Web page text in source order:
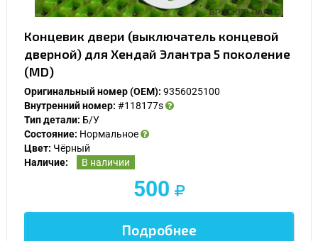
Концевик двери (выключатель концевой
дверной) для Хендай Элантра 5 поколение
(MD)
Оригинальный номер (OEM): 9356025100
Внутренний номер: #118177s
Тип детали: Б/У
Состояние: Нормальное
Цвет: Чёрный
Наличие:
В наличии
500
Подробнее